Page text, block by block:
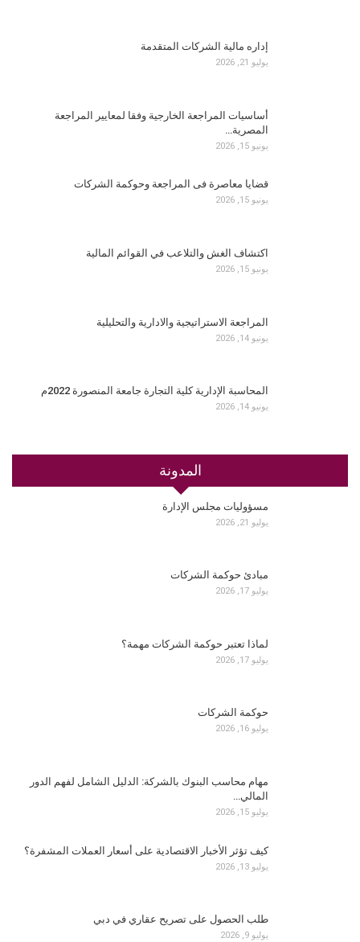
إداره مالية الشركات المتقدمة
يوليو 21, 2026
أساسيات المراجعة الخارجية وفقا لمعايير المراجعة
المصرية…
يونيو 15, 2026
قضايا معاصرة فى المراجعة وحوكمة الشركات
يونيو 15, 2026
اكتشاف الغش والتلاعب في القوائم المالية
يونيو 15, 2026
المراجعة الاستراتيجية والادارية والتحليلية
يونيو 14, 2026
المحاسبة الإدارية كلية التجارة جامعة المنصورة 2022م
يونيو 14, 2026
المدونة
مسؤوليات مجلس الإدارة
يوليو 21, 2026
مبادئ حوكمة الشركات
يوليو 17, 2026
لماذا تعتبر حوكمة الشركات مهمة؟
يوليو 17, 2026
حوكمة الشركات
يوليو 16, 2026
مهام محاسب البنوك بالشركة: الدليل الشامل لفهم الدور
المالي…
يوليو 15, 2026
كيف تؤثر الأخبار الاقتصادية على أسعار العملات المشفرة؟
يوليو 13, 2026
طلب الحصول على تصريح عقاري في دبي
يوليو 9, 2026